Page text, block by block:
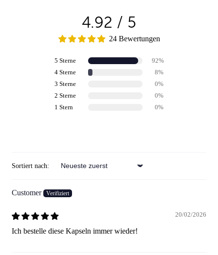
4.92 / 5
24 Bewertungen
5 Sterne
92%
4 Sterne
8%
3 Sterne
0%
2 Sterne
0%
1 Stern
0%
Sortiert nach: Sort by
Customer
20/02/2026
Ich bestelle diese Kapseln immer wieder!